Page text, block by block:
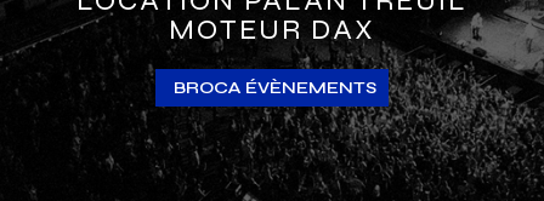
MOTEUR DAX
BROCA ÉVÈNEMENTS